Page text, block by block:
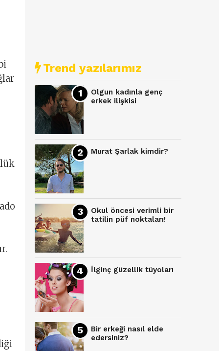
Trend yazılarımız
Olgun kadınla genç
erkek ilişkisi
Murat Şarlak kimdir?
Okul öncesi verimli bir
tatilin püf noktaları!
İlginç güzellik tüyoları
Bir erkeği nasıl elde
edersiniz?